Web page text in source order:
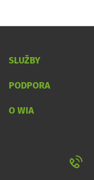
SLUŽBY
PODPORA
O WIA